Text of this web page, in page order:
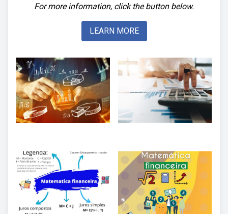
For more information, click the button below.
LEARN MORE